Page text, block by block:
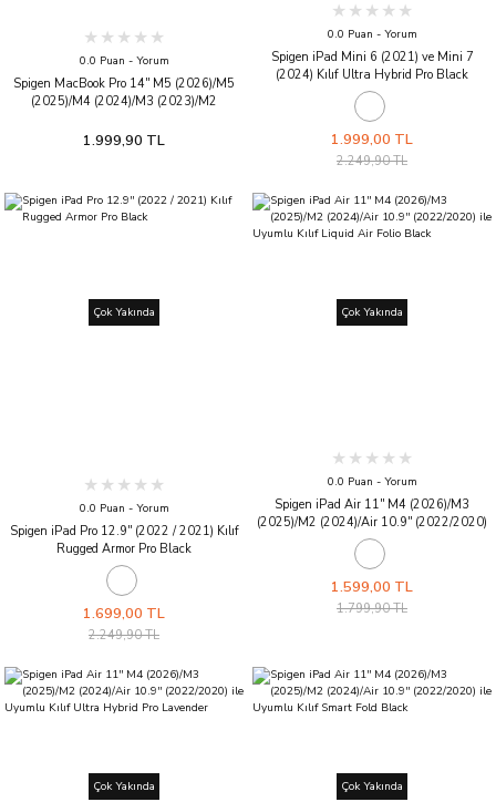
0.0 Puan - Yorum
Spigen MacBook Pro 14'' M5 (2026)/M5
(2025)/M4 (2024)/M3 (2023)/M2
Tam Kaplayan GLAS.tR Full Cover HD
1.999,90 TL
0.0 Puan - Yorum
Spigen iPad Mini 6 (2021) ve Mini 7
(2024) Kılıf Ultra Hybrid Pro Black
1.999,00 TL
2.249,90 TL
Çok Yakında
0.0 Puan - Yorum
Spigen iPad Pro 12.9'' (2022 / 2021) Kılıf
Rugged Armor Pro Black
1.699,00 TL
2.249,90 TL
Çok Yakında
0.0 Puan - Yorum
Spigen iPad Air 11'' M4 (2026)/M3
(2025)/M2 (2024)/Air 10.9'' (2022/2020)
ile Uyumlu Kılıf Liquid Air Folio Black
1.599,00 TL
1.799,90 TL
Çok Yakında Çok Yakında